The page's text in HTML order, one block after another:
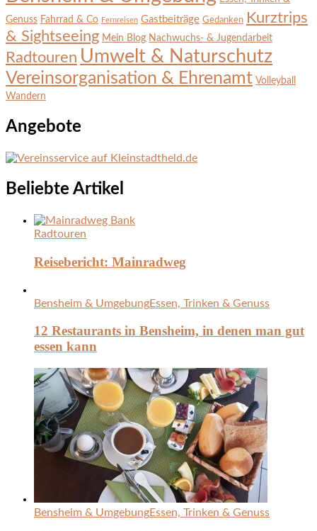
Genuss Fahrrad & Co Fernreisen Gastbeiträge Gedanken
Kurztrips
& Sightseeing Mein Blog Nachwuchs- & Jugendarbeit
Radtouren Umwelt & Naturschutz
Vereinsorganisation & Ehrenamt Volleyball
Wandern
Angebote
Beliebte Artikel
Radtouren
Reisebericht: Mainradweg
Bensheim & UmgebungEssen, Trinken & Genuss
12 Restaurants in Bensheim, in denen man gut
essen kann
Bensheim & UmgebungEssen, Trinken & Genuss